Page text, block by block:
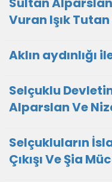
Vuran Işık
Aklın aydınlığı
Selçuklu
Alparslan Ve
Selçukluların
Çıkışı Ve Şia